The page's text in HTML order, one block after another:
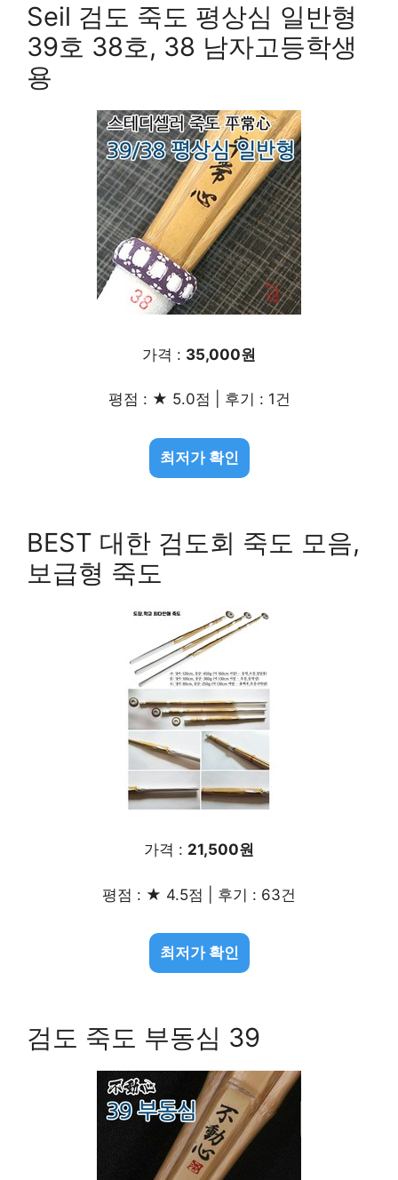
Seil 검도 죽도 평상심 일반형
39호 38호, 38 남자고등학생
용
가격 : 35,000원
평점 : ★ 5.0점 | 후기 : 1건
최저가 확인
BEST 대한 검도회 죽도 모음,
보급형 죽도
가격 : 21,500원
평점 : ★ 4.5점 | 후기 : 63건
최저가 확인
검도 죽도 부동심 39